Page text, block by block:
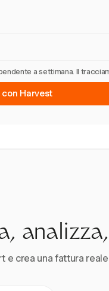
a settimana. Il
Harvest
e crea una fattura